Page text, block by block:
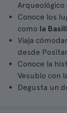
Arqueológico
Conoce los
como la
Viaja
desde
Conoce la
Vesubio con
Degusta un